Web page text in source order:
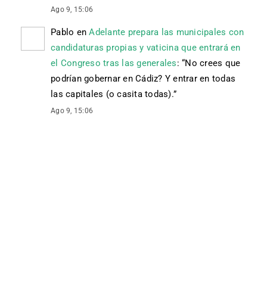
Ago 9, 15:06
Pablo enAdelante prepara las municipales con
candidaturas propias y vaticina que entrará en
el Congreso tras las generales: “No crees que
podrían gobernar en Cádiz? Y entrar en todas
las capitales (o casita todas).”
Ago 9, 15:06